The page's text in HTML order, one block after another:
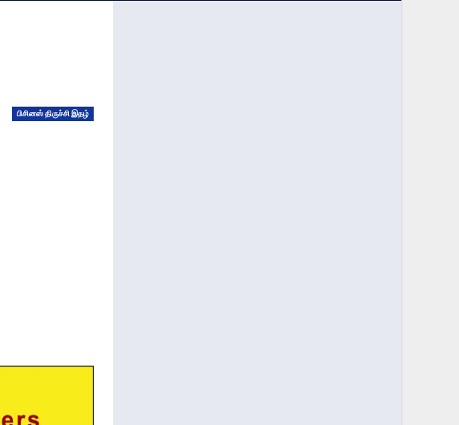
பிசினஸ் திருச்சி இதழ்